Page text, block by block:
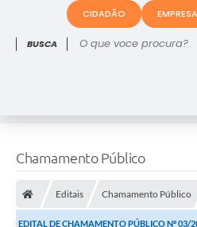
O que voce procura?
CIDADÃO EMPRESA
Chamamento Público
Editais Chamamento Público
EDITAL DE CHAMAMENTO PÚBLICO Nº 03/